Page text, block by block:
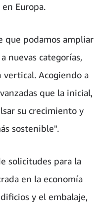
Europa.
que podamos ampliar
nuevas categorías,
Acogiendo a
que la inicial,
su crecimiento y
sostenible".
solicitudes para la
en la economía
y el embalaje,